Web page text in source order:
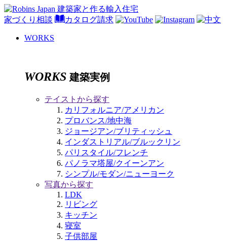
家づくり相談 カタログ請求
WORKS
WORKS 建築実例
テイストから探す
カリフォルニア/アメリカン
プロバンス/地中海
ジョージアン/ブリティッシュ
インダストリアル/ブルックリン
パリスタイル/フレンチ
パノラマ塔屋/クイーンアン
シンプル/モダン/ニューヨーク
写真から探す
LDK
リビング
キッチン
寝室
子供部屋